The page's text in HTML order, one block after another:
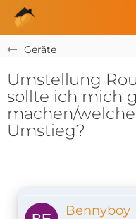
Geräte
Umstellung
sollte ich mich
machen/
Umstieg?
Bennyboy